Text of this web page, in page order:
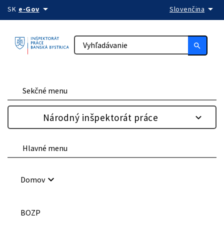
Preskočiť na obsah
SK e-Govarrow_drop_down Slovenčina arrow_drop_down
search
Sekčné menu
Národný inšpektorát práce
Hlavné menu
Domovkeyboard_arrow_down
BOZP